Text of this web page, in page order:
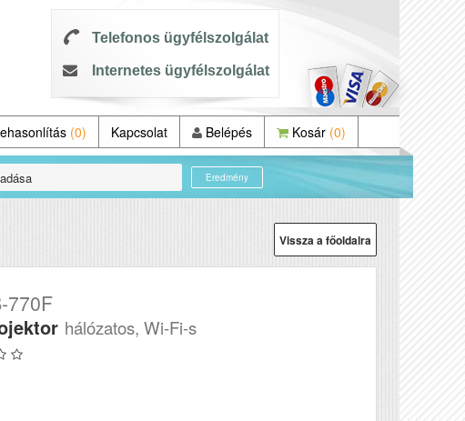
Telefonos ügyfélszolgálat
Internetes ügyfélszolgálat
(0) Kapcsolat Belépés Kosár (0)
Eredmény
Vissza a főoldalra
770F
hálózatos, Wi-Fi-s